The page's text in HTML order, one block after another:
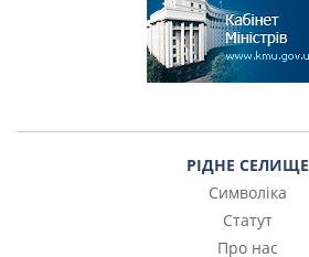
РІДНЕ СЕЛИЩЕ
Символіка
Статут
Про нас